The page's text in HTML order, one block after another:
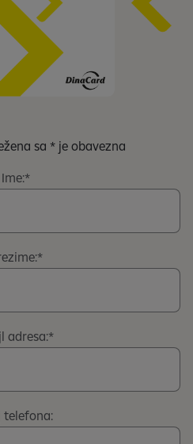
sa * je obavezna
Ime:
adresa:
telefona: